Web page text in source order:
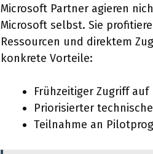
Microsoft Partner agieren
Microsoft selbst. Sie
Ressourcen und direktem
konkrete Vorteile:
Frühzeitiger Zugriff
Priorisierter
Teilnahme an